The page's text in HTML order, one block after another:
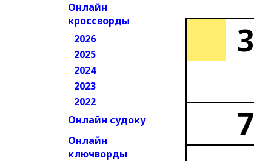
Онлайн
кроссворды
2026
2025
2024
2023
2022
Онлайн судоку
Онлайн
ключворды
3
7